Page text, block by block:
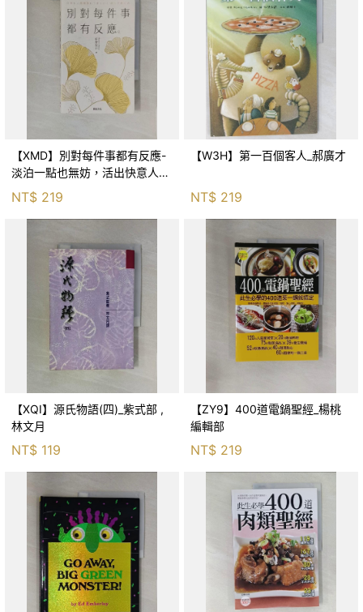
【XMD】別對每件事都有反應-
淡泊一點也無妨，活出快意人生
的99個禪練習！_枡野俊明, 黃
薇嬪
NT$ 219
【W3H】第一百個客人_郝廣才
NT$ 219
【XQI】源氏物語(四)_紫式部 ,
林文月
NT$ 119
【ZY9】400道電鍋聖經_楊桃
編輯部
NT$ 219